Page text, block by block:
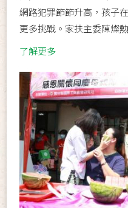
網路犯罪節節升高，孩子
更多挑戰。家扶主委陳燦勲
了解更多